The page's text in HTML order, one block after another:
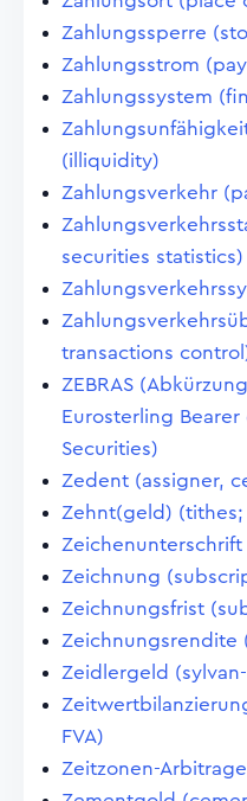
Zahlungssperre
Zahlungsstrom
Zahlungssystem
(illiquidity)
Zahlungsverkehr
securities statistics)
transactions
ZEBRAS
Eurosterling
Securities)
Zedent (assigner,
Zehnt(geld)
Zeichnung
Zeichnungsfrist
Zeichnungsrendite
Zeidlergeld
FVA)
Zeitzonen-